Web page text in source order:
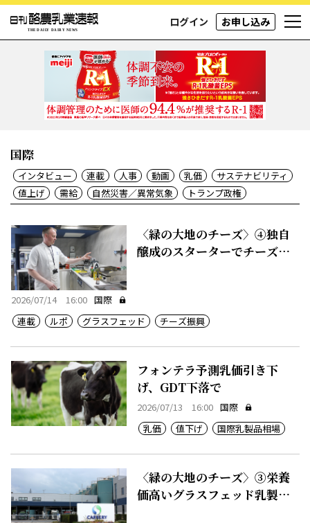
ログイン お申し込み
国際
インタビュー 連載 人事 動画 乳価
サステナビリティ
値上げ
需給 自然災害／異常気象 トランプ政権
〈緑の大地のチーズ〉④独自
醸成のスターターでチーズに
2026/07/14 16:00 国際
連載
ルポ グラスフェッド チーズ振興
フォンテラ予測乳価引き下
げ、GDT下落で
2026/07/13 16:00 国際
乳価
値下げ 国際乳製品相場
〈緑の大地のチーズ〉③栄養
価高いグラスフェッド乳製